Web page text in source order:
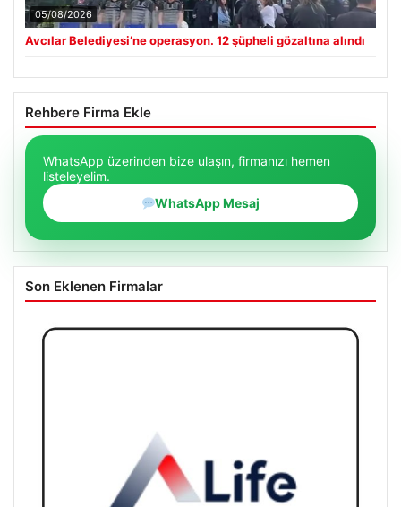
05/08/2026
Avcılar Belediyesi’ne operasyon. 12 şüpheli gözaltına alındı
Rehbere Firma Ekle
WhatsApp üzerinden bize ulaşın, firmanızı hemen
listeleyelim.
WhatsApp Mesaj
Son Eklenen Firmalar